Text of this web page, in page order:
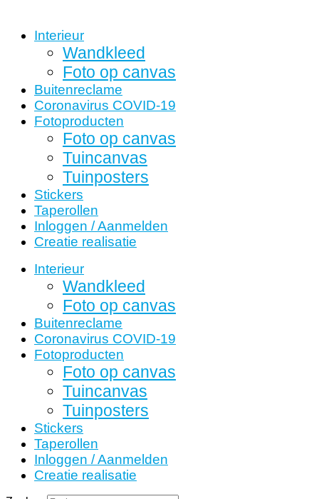
Interieur
Wandkleed
Foto op canvas
Buitenreclame
Coronavirus COVID-19
Fotoproducten
Foto op canvas
Tuincanvas
Tuinposters
Stickers
Taperollen
Inloggen / Aanmelden
Creatie realisatie
Interieur
Wandkleed
Foto op canvas
Buitenreclame
Coronavirus COVID-19
Fotoproducten
Foto op canvas
Tuincanvas
Tuinposters
Stickers
Taperollen
Inloggen / Aanmelden
Creatie realisatie